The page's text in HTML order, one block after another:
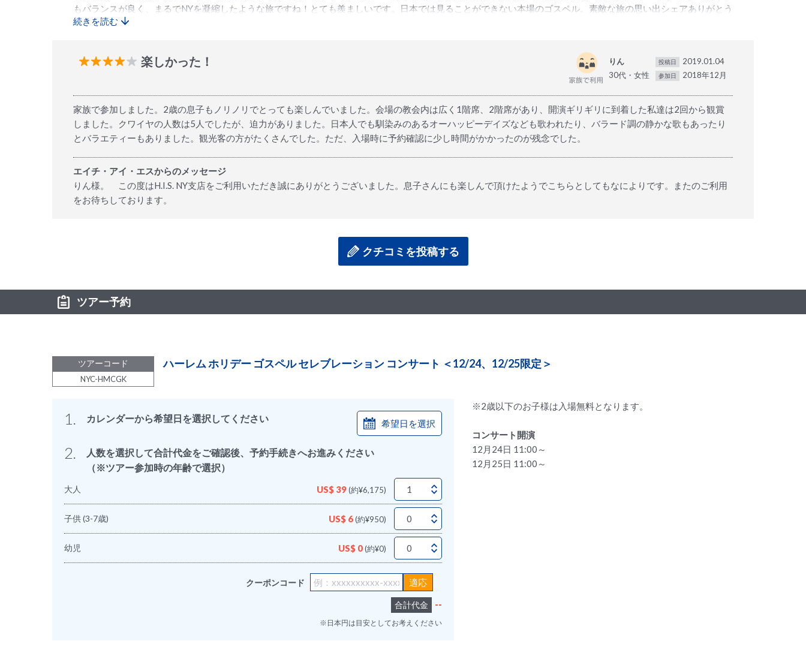
もバランスが良く、まるでNYを凝縮したような旅ですね！とても羨ましいです。日本では見ることができない本場のゴスペル。素敵な旅の思い出シェアありがとう
ございます。
続きを読む
楽しかった！
りん
30代・女性
投稿日 2019.01.04
参加日 2018年12月
家族で参加しました。2歳の息子もノリノリでとっても楽しんでいました。会場の教会内は広く1階席、2階席があり、開演ギリギリに到着した私達は2回から観賞
しました。クワイヤの人数は5人でしたが、迫力がありました。日本人でも馴染みのあるオーハッピーデイズなども歌われたり、バラード調の静かな歌もあったり
とバラエティーもありました。観光客の方がたくさんでした。ただ、入場時に予約確認に少し時間がかかったのが残念でした。
エイチ・アイ・エスからのメッセージ
りん様。 この度はH.I.S. NY支店をご利用いただき誠にありがとうございました。息子さんにも楽しんで頂けたようでこちらとしてもなによりです。またのご利用
をお待ちしております。
クチコミを投稿する
ツアー予約
ツアーコード
NYC-HMCGK
ハーレム ホリデー ゴスペル セレブレーション コンサート ＜12/24、12/25限定＞
1. カレンダーから希望日を選択してください 希望日を選択
2.
人数を選択して合計代金をご確認後、予約手続きへお進みください
（※ツアー参加時の年齢で選択）
大人 US$ 39(約¥6,175)
子供(3-7歳) US$ 6(約¥950)
幼児 US$ 0(約¥0)
クーポンコード
合計代金 --
※日本円は目安としてお考えください
※2歳以下のお子様は入場無料となります。
コンサート開演
12月24日 11:00～
12月25日 11:00～